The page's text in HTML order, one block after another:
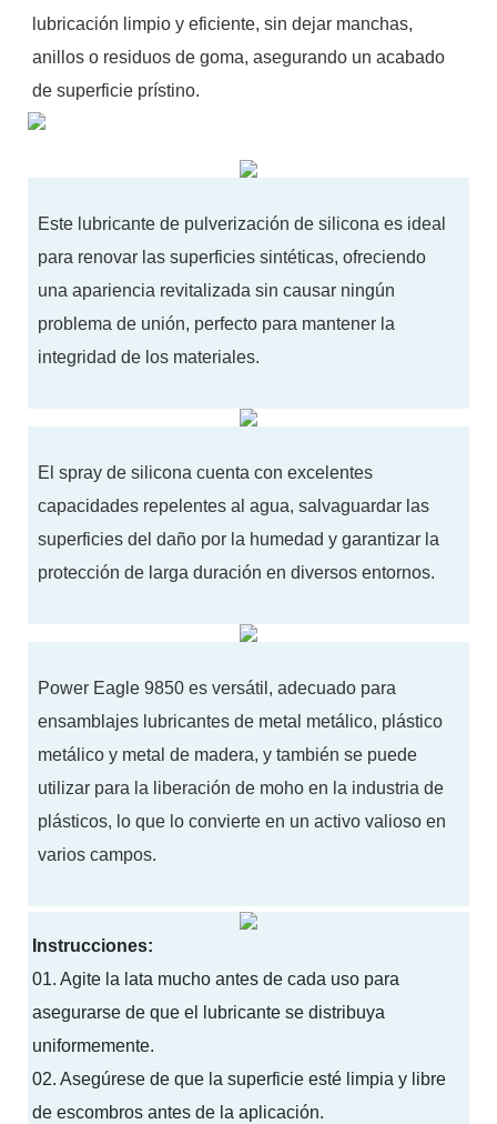
lubricación limpio y eficiente, sin dejar manchas,
anillos o residuos de goma, asegurando un acabado
de superficie prístino.
Este lubricante de pulverización de silicona es ideal
para renovar las superficies sintéticas, ofreciendo
una apariencia revitalizada sin causar ningún
problema de unión, perfecto para mantener la
integridad de los materiales.
El spray de silicona cuenta con excelentes
capacidades repelentes al agua, salvaguardar las
superficies del daño por la humedad y garantizar la
protección de larga duración en diversos entornos.
Power Eagle 9850 es versátil, adecuado para
ensamblajes lubricantes de metal metálico, plástico
metálico y metal de madera, y también se puede
utilizar para la liberación de moho en la industria de
plásticos, lo que lo convierte en un activo valioso en
varios campos.
Instrucciones:
01.Agite la lata mucho antes de cada uso para
asegurarse de que el lubricante se distribuya
uniformemente.
02.Asegúrese de que la superficie esté limpia y libre
de escombros antes de la aplicación.